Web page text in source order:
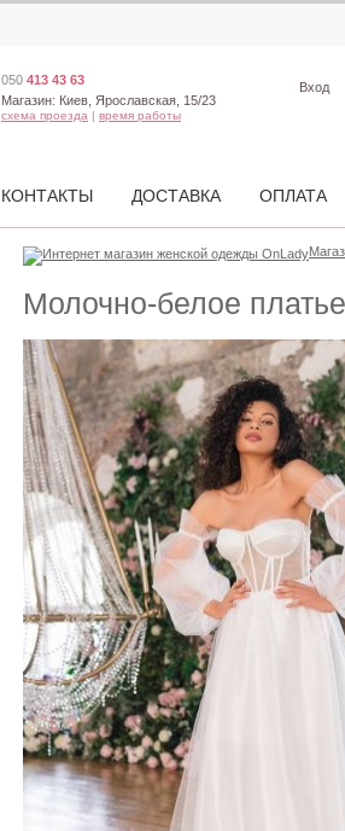
Молочно-белое
050 413 43 63
Магазин: Киев, Ярославская, 15/23
схема проезда | время работы
Вход
КОНТАКТЫ ДОСТАВКА ОПЛАТА